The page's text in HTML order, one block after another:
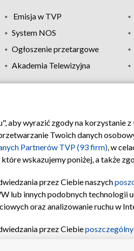
Emisja w TVP
System NOS
Ogłoszenie przetargowe
Akademia Telewizyjna
Regulamin TVP Polityka
aby wyrazić zgody na korzystanie
Twoich danych
Partnerów TVP (93 firm), w
wskazujemy poniżej, a także
przez Ciebie naszych
lub innych podobnych technologii
oraz analizowanie ruchu w
przez Ciebie